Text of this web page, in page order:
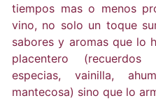
tiempos mas o menos
vino, no solo un toque
sabores y aromas que lo
placentero
especias, vainilla,
mantecosa) sino que lo